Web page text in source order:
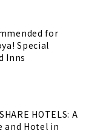
for
Special
Inns
HOTELS: A
and Hotel in